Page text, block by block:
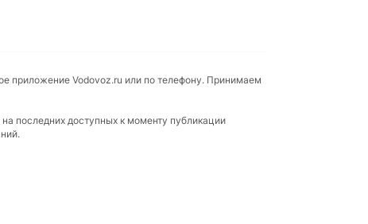
приложение Vodovoz.ru или по телефону. Принимаем
последних доступных к моменту публикации